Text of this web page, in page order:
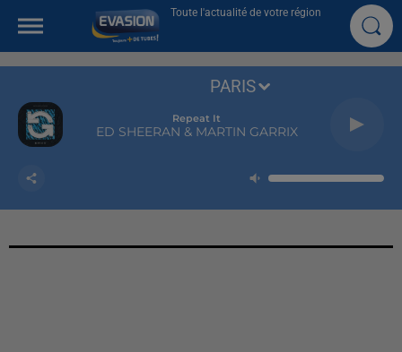
Toute l'actualité de votre région
Repeat It
ED SHEERAN & MARTIN GARRIX
PARIS